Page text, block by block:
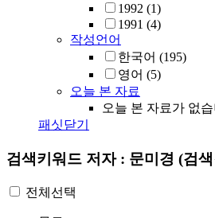
1992 (1)
1991 (4)
작성언어
한국어 (195)
영어 (5)
오늘 본 자료
오늘 본 자료가 없
패싯닫기
검색키워드 저자 : 문미경 (검
전체선택